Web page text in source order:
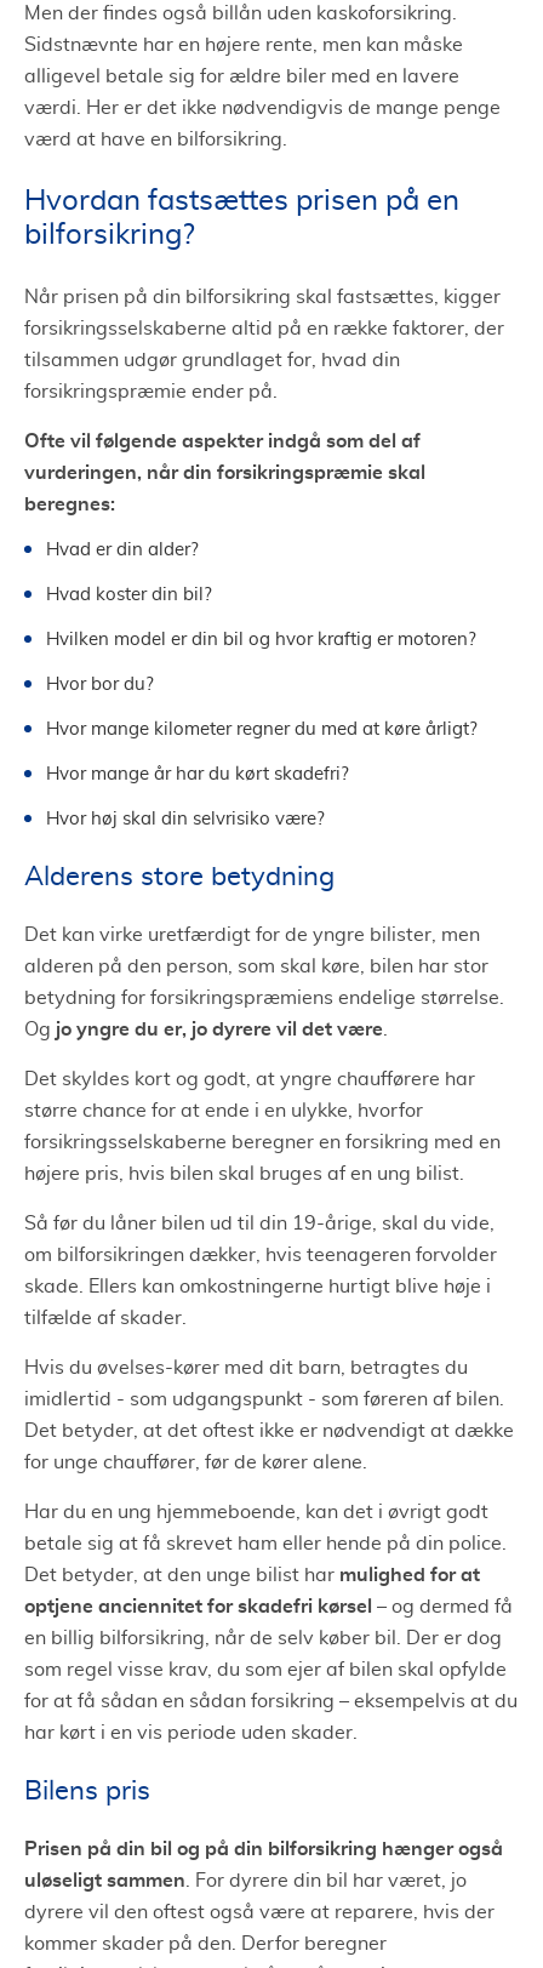
Men der findes også billån uden kaskoforsikring.
Sidstnævnte har en højere rente, men kan måske
alligevel betale sig for ældre biler med en lavere
værdi. Her er det ikke nødvendigvis de mange penge
værd at have en bilforsikring.
Hvordan fastsættes prisen på en
bilforsikring?
Når prisen på din bilforsikring skal fastsættes, kigger
forsikringsselskaberne altid på en række faktorer, der
tilsammen udgør grundlaget for, hvad din
forsikringspræmie ender på.
Ofte vil følgende aspekter indgå som del af
vurderingen, når din forsikringspræmie skal
beregnes:
Hvad er din alder?
Hvad koster din bil?
Hvilken model er din bil og hvor kraftig er motoren?
Hvor bor du?
Hvor mange kilometer regner du med at køre årligt?
Hvor mange år har du kørt skadefri?
Hvor høj skal din selvrisiko være?
Alderens store betydning
Det kan virke uretfærdigt for de yngre bilister, men
alderen på den person, som skal køre, bilen har stor
betydning for forsikringspræmiens endelige størrelse.
Og jo yngre du er, jo dyrere vil det være
Det skyldes kort og godt, at yngre chaufførere har
større chance for at ende i en ulykke, hvorfor
forsikringsselskaberne beregner en forsikring med en
højere pris, hvis bilen skal bruges af en ung bilist.
Så før du låner bilen ud til din 19-årige, skal du vide,
om bilforsikringen dækker, hvis teenageren forvolder
skade. Ellers kan omkostningerne hurtigt blive høje i
tilfælde af skader.
Hvis du øvelses-kører med dit barn, betragtes du
imidlertid - som udgangspunkt - som føreren af ​​bilen.
Det betyder, at det oftest ikke er nødvendigt at dække
for unge chauffører, før de kører alene.
Har du en ung hjemmeboende, kan det i øvrigt godt
betale sig at få skrevet ham eller hende på din police.
Det betyder, at den unge bilist har mulighed for at
optjene anciennitet for skadefri kørsel – og dermed få
en billig bilforsikring, når de selv køber bil. Der er dog
som regel visse krav, du som ejer af bilen skal opfylde
for at få sådan en sådan forsikring – eksempelvis at du
har kørt i en vis periode uden skader.
Bilens pris
Prisen på din bil og på din bilforsikring hænger også
uløseligt sammen . For dyrere din bil har været, jo
dyrere vil den oftest også være at reparere, hvis der
kommer skader på den. Derfor beregner